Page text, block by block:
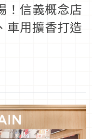
！信義概念店
車用擴香打造